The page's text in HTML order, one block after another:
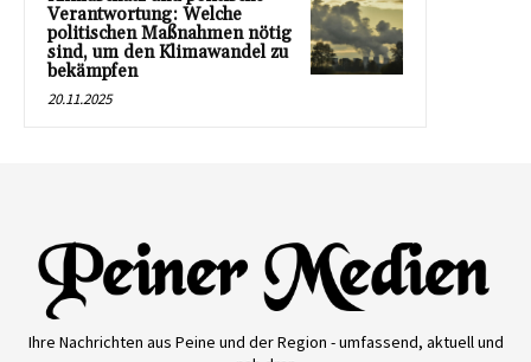
Verantwortung: Welche
politischen Maßnahmen nötig
sind, um den Klimawandel zu
bekämpfen
20.11.2025
Ihre Nachrichten aus Peine und der Region - umfassend, aktuell und